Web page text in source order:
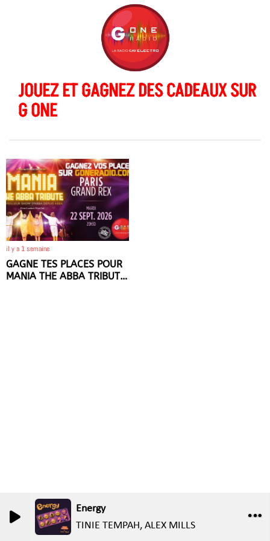
Energy
TINIE TEMPAH, ALEX MILLS
JOUEZ ET GAGNEZ DES CADEAUX SUR
G ONE
il y a 1 semaine
GAGNE TES PLACES POUR
MANIA THE ABBA TRIBUTE